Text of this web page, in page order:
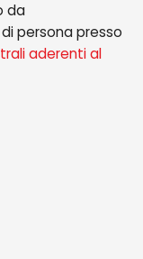
da
persona presso
aderenti al